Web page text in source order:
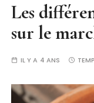
Les
sur le
IL Y A 4 ANS